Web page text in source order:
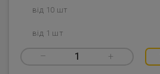
від 10 шт
від 1 шт
– 1 +